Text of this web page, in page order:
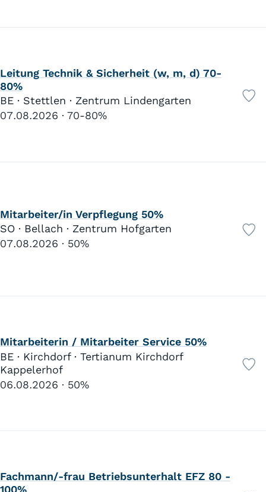
Leitung Technik & Sicherheit (w, m, d) 70-
80%
BE · Stettlen · Zentrum Lindengarten
07.08.2026
70-80%
Mitarbeiter/in Verpflegung 50%
SO · Bellach · Zentrum Hofgarten
07.08.2026
50%
Mitarbeiterin / Mitarbeiter Service 50%
BE · Kirchdorf · Tertianum Kirchdorf
Kappelerhof
06.08.2026
50%
Fachmann/-frau Betriebsunterhalt EFZ 80 -
100%